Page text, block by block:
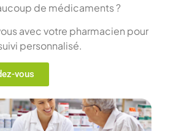
de médicaments ?
avec votre pharmacien pour
personnalisé.
vous